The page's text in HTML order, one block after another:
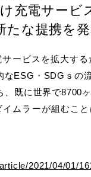
充電サービ
たな提携を
ービスを拡大す
ESG・SDGｓの
既に世界で8700
ムラーが組むこ
2021/04/01/